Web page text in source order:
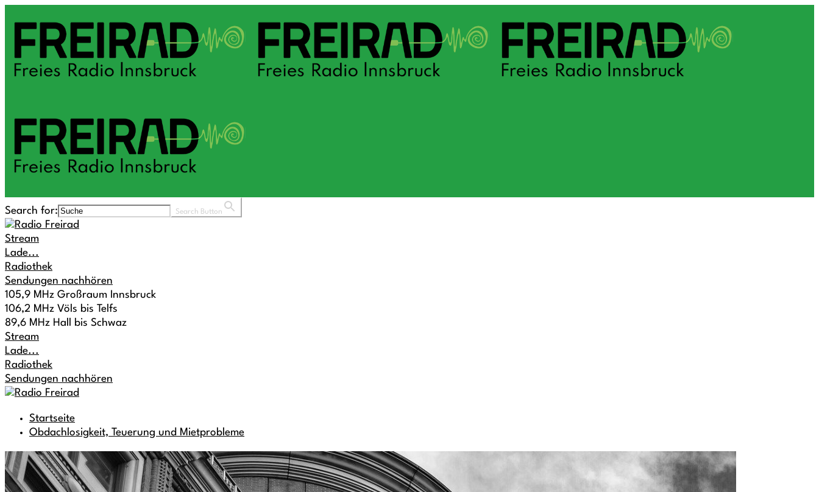
Search for: Search Button
Stream
Lade...
Radiothek
Sendungen nachhören
105,9 MHz Großraum Innsbruck
106,2 MHz Völs bis Telfs
89,6 MHz Hall bis Schwaz
Stream
Lade...
Radiothek
Sendungen nachhören
Startseite
Obdachlosigkeit, Teuerung und Mietprobleme